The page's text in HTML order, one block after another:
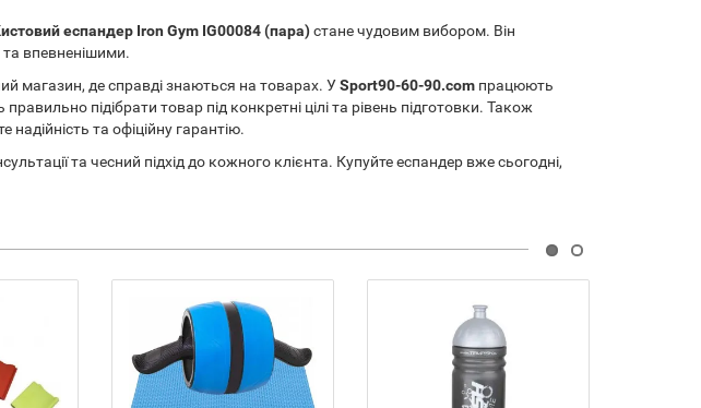
еспандер Iron Gym IG00084 (пара)стане чудовим вибором. Він
та впевненішими.
магазин, де справді знаються на товарах. УSport90-60-90.com працюють
підібрати товар під конкретні цілі та рівень підготовки. Також
та офіційну гарантію.
та чесний підхід до кожного клієнта. Купуйте еспандер вже сьогодні,